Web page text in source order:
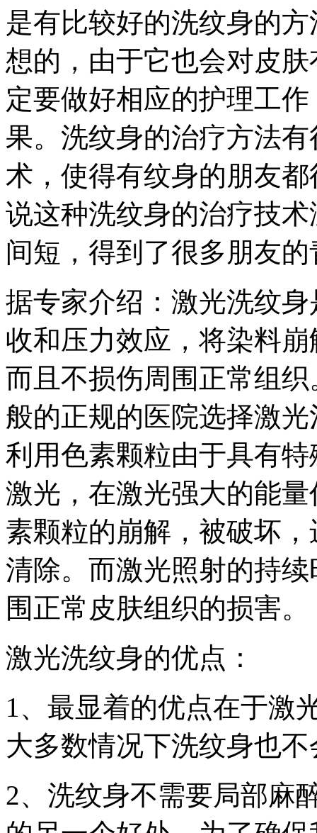
是有比较好的洗纹身的
想的，由于它也会对皮
定要做好相应的护理工
果。洗纹身的治疗方法
术，使得有纹身的朋友
说这种洗纹身的治疗技
间短，得到了很多朋友
据专家介绍：激光洗纹
收和压力效应，将染料
而且不损伤周围正常组
般的正规的医院选择激
利用色素颗粒由于具有
激光，在激光强大的能
素颗粒的崩解，被破坏
清除。而激光照射的持
围正常皮肤组织的损害。
激光洗纹身的优点：
1、最显着的优点在于激
大多数情况下洗纹身也
2、洗纹身不需要局部麻